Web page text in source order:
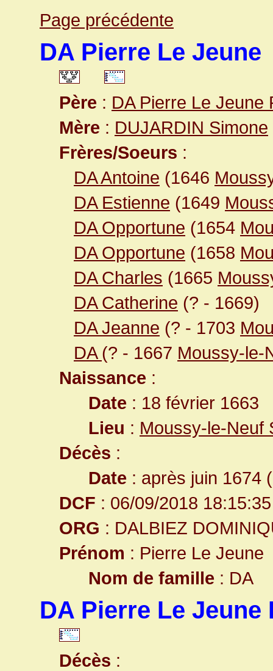
Page précédente
DA Pierre Le Jeune
Père : DA Pierre Le Jeune
Mère : DUJARDIN Simone
Frères/Soeurs :
DA Antoine (1646
DA Estienne (1649
DA Opportune (1654
DA Opportune (1658
DA Charles (1665
DA Catherine (? - 1669)
DA Jeanne (? - 1703
DA (? - 1667 Moussy-le-
Naissance :
Date : 18 février 1663
Lieu : Moussy-le-Neuf
Décès :
Date : après juin 1674
DCF : 06/09/2018 18:15:35
ORG : DALBIEZ
Prénom : Pierre Le Jeune
Nom de famille : DA
DA Pierre Le Jeune
Décès :